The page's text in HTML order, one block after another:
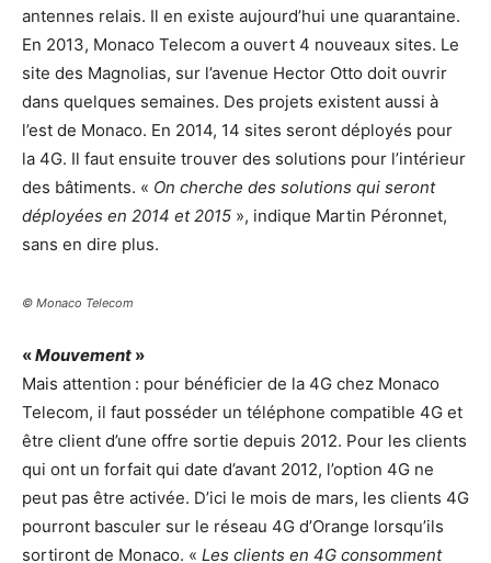
antennes relais. Il en existe aujourd’hui une quarantaine.
En 2013, Monaco Telecom a ouvert 4 nouveaux sites. Le
site des Magnolias, sur l’avenue Hector Otto doit ouvrir
dans quelques semaines. Des projets existent aussi à
l’est de Monaco. En 2014, 14 sites seront déployés pour
la 4G. Il faut ensuite trouver des solutions pour l’intérieur
des bâtiments. « On cherche des solutions qui seront
déployées en 2014 et 2015 », indique Martin Péronnet,
sans en dire plus.
© Monaco Telecom
«Mouvement »
Mais attention : pour bénéficier de la 4G chez Monaco
Telecom, il faut posséder un téléphone compatible 4G et
être client d’une offre sortie depuis 2012. Pour les clients
qui ont un forfait qui date d’avant 2012, l’option 4G ne
peut pas être activée. D’ici le mois de mars, les clients 4G
pourront basculer sur le réseau 4G d’Orange lorsqu’ils
sortiront de Monaco. « Les clients en 4G consomment